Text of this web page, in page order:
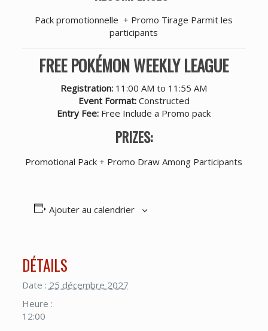
Pack promotionnelle + Promo Tirage Parmit les
participants
FREE POKÉMON WEEKLY LEAGUE
Registration: 11:00 AM to 11:55 AM
Event Format:Constructed
Entry Fee: Free Include a Promo pack
PRIZES:
Promotional Pack + Promo Draw Among Participants
Ajouter au calendrier
DÉTAILS
Date : 25 décembre 2027
Heure :
12:00